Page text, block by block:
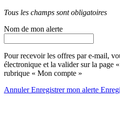
Tous les champs sont obligatoires
Nom de mon alerte
Pour recevoir les offres par e-mail,
électronique et la valider sur la page «
rubrique « Mon compte »
AnnulerEnregistrer mon alerte